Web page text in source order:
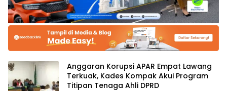
Anggaran Korupsi APAR Empat Lawang
Terkuak, Kades Kompak Akui Program
Titipan Tenaga Ahli DPRD